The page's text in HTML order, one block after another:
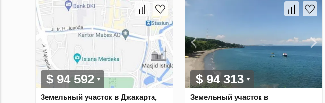
$ 94 592
Земельный участок в Джакарта,
$ 94 313
Земельный участок в